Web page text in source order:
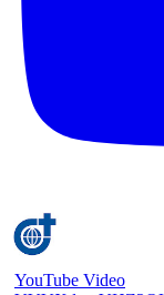
YouTube Video